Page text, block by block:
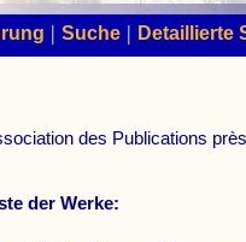
| Suche| Detaillierte
des Publications
der Werke: